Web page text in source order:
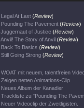
Legal At Last (Review)
Pounding The Pavement (Review)
Juggernaut of Justice (Review)
Anvil! The Story of Anvil (Review)
Back To Basics (Review)
Still Going Strong (Review)
WOAT mit neuem, talentfreien
Zeigen netten Animations-Clip
Neues Album der Kanadier
Trackliste zu "Pounding The
Neuer Videoclip der Zweitligisten.